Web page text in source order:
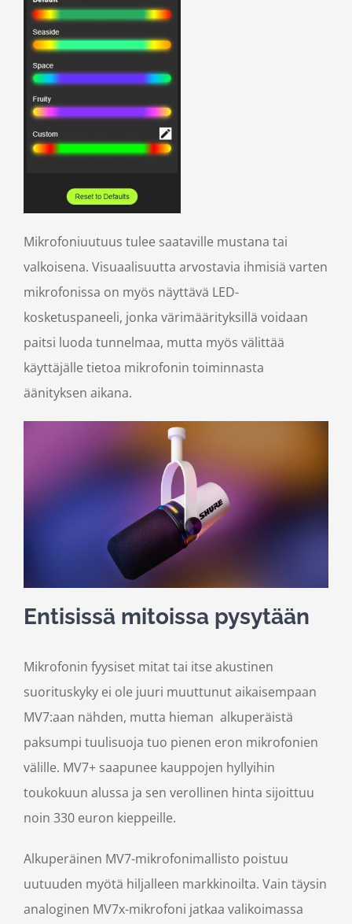
Mikrofoniuutuus tulee saataville mustana tai
valkoisena. Visuaalisuutta arvostavia ihmisiä varten
mikrofonissa on myös näyttävä LED-
kosketuspaneeli, jonka värimäärityksillä voidaan
paitsi luoda tunnelmaa, mutta myös välittää
käyttäjälle tietoa mikrofonin toiminnasta
äänityksen aikana.
Entisissä mitoissa pysytään
Mikrofonin fyysiset mitat tai itse akustinen
suorituskyky ei ole juuri muuttunut aikaisempaan
MV7:aan nähden, mutta hieman alkuperäistä
paksumpi tuulisuoja tuo pienen eron mikrofonien
välille. MV7+ saapunee kauppojen hyllyihin
toukokuun alussa ja sen verollinen hinta sijoittuu
noin 330 euron kieppeille.
Alkuperäinen MV7-mikrofonimallisto poistuu
uutuuden myötä hiljalleen markkinoilta. Vain täysin
analoginen MV7x-mikrofoni jatkaa valikoimassa